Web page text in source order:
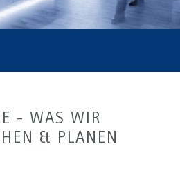
- WAS WIR
& PLANEN